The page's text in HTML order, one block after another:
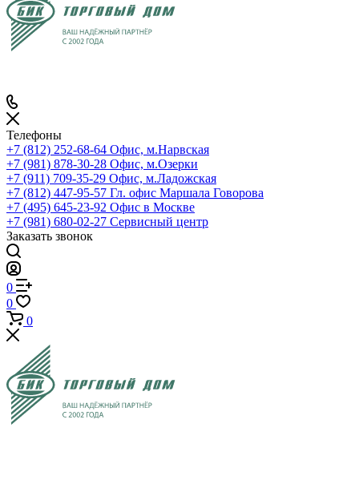
Телефоны
+7 (812) 252-68-64 Офис, м.Нарвская
+7 (981) 878-30-28 Офис, м.Озерки
+7 (911) 709-35-29 Офис, м.Ладожская
+7 (812) 447-95-57 Гл. офис Маршала Говорова
+7 (495) 645-23-92 Офис в Москве
+7 (981) 680-02-27 Сервисный центр
Заказать звонок
0
0
0